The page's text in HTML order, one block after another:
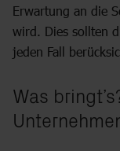
Erwartung an die
wird. Dies sollten
jeden Fall
Was